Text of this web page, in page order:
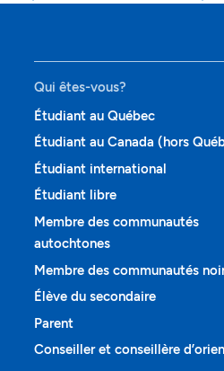
Qui êtes-vous?
Étudiant au Québec
Étudiant au Canada (hors
Étudiant international
Étudiant libre
Membre des communautés
autochtones
Membre des communautés
Élève du secondaire
Parent
Conseiller et conseillère